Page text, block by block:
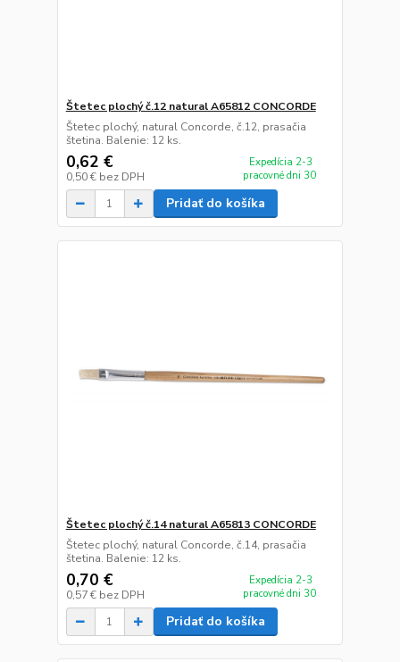
Štetec plochý č.12 natural A65812 CONCORDE
Štetec plochý, natural Concorde, č.12, prasačia
štetina. Balenie: 12 ks.
0,62 €
0,50 € bez DPH
Expedícia 2-3
pracovné dni 30
Pridať do košíka
Štetec plochý č.14 natural A65813 CONCORDE
Štetec plochý, natural Concorde, č.14, prasačia
štetina. Balenie: 12 ks.
0,70 €
0,57 € bez DPH
Expedícia 2-3
pracovné dni 30
Pridať do košíka